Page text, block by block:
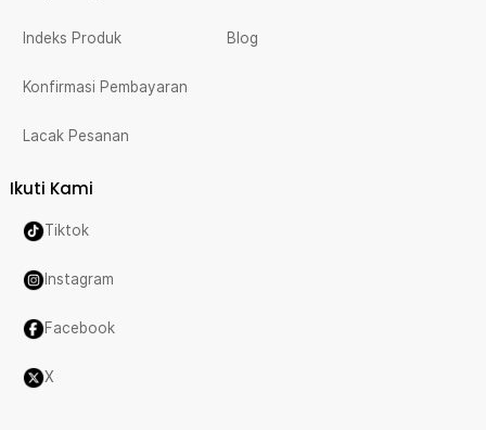
Indeks Produk
Konfirmasi Pembayaran
Lacak Pesanan
Blog
Ikuti Kami
Tiktok
Instagram
Facebook
X